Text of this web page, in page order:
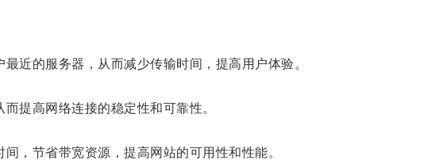
的服务器，从而减少传输时间，提高用户体验。
提高网络连接的稳定性和可靠性。
节省带宽资源，提高网站的可用性和性能。